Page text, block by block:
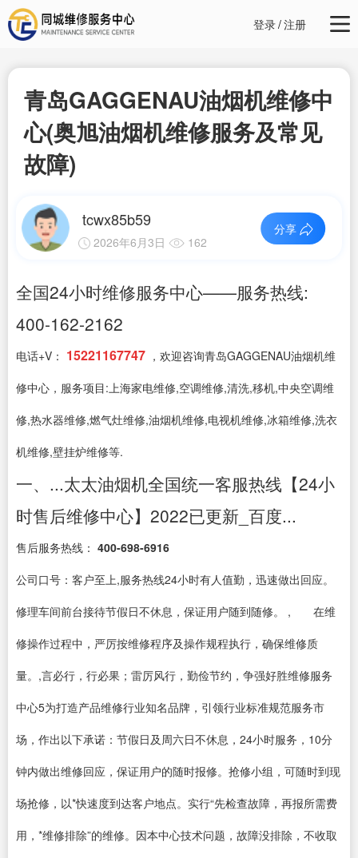
登录/注册
青岛GAGGENAU油烟机维修中
心(奥旭油烟机维修服务及常见
故障)
tcwx85b59
2026年6月3日 162
分享
全国24小时维修服务中心——服务热线:
400-162-2162
电话+V： 15221167747 ，欢迎咨询青岛GAGGENAU油烟机维
修中心，服务项目:上海家电维修,空调维修,清洗,移机,中央空调维
修,热水器维修,燃气灶维修,油烟机维修,电视机维修,冰箱维修,洗衣
机维修,壁挂炉维修等.
一、...太太油烟机全国统一客服热线【24小
时售后维修中心】2022已更新_百度...
售后服务热线： 400-698-6916
公司口号：客户至上,服务热线24小时有人值勤，迅速做出回应。
修理车间前台接待节假日不休息，保证用户随到随修。 , 在维
修操作过程中，严厉按维修程序及操作规程执行，确保维修质
量。,言必行，行必果；雷厉风行，勤俭节约，争强好胜维修服务
中心5为打造产品维修行业知名品牌，引领行业标准规范服务市
场，作出以下承诺：节假日及周六日不休息，24小时服务，10分
钟内做出维修回应，保证用户的随时报修。抢修小组，可随时到现
场抢修，以*快速度到达客户地点。实行“先检查故障，再报所需费
用，*维修排除”的维修。因本中心技术问题，故障没排除，不收取